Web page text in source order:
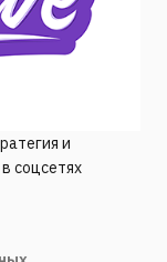
и
соцсетях